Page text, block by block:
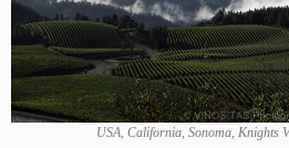
USA, California, Sonoma, Knights